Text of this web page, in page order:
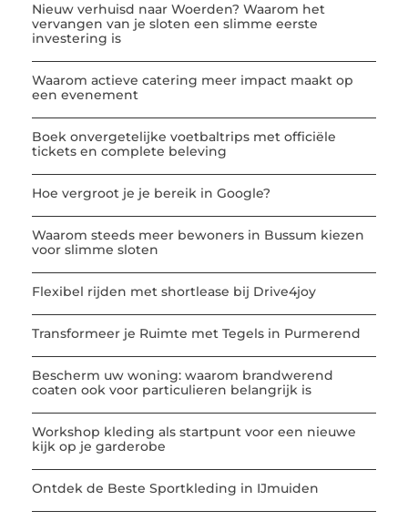
Nieuw verhuisd naar Woerden? Waarom het
vervangen van je sloten een slimme eerste
investering is
Waarom actieve catering meer impact maakt op
een evenement
Boek onvergetelijke voetbaltrips met officiële
tickets en complete beleving
Hoe vergroot je je bereik in Google?
Waarom steeds meer bewoners in Bussum kiezen
voor slimme sloten
Flexibel rijden met shortlease bij Drive4joy
Transformeer je Ruimte met Tegels in Purmerend
Bescherm uw woning: waarom brandwerend
coaten ook voor particulieren belangrijk is
Workshop kleding als startpunt voor een nieuwe
kijk op je garderobe
Ontdek de Beste Sportkleding in IJmuiden